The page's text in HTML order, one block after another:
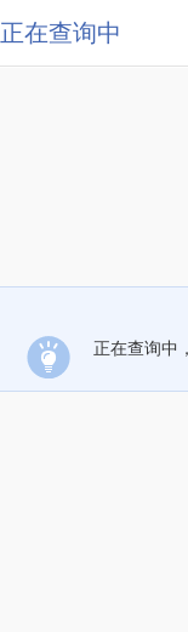
正在查询中
正在查询中